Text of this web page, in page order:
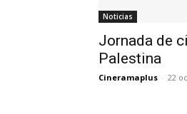
Noticias
Jornada de
Palestina
Cineramaplus - 22